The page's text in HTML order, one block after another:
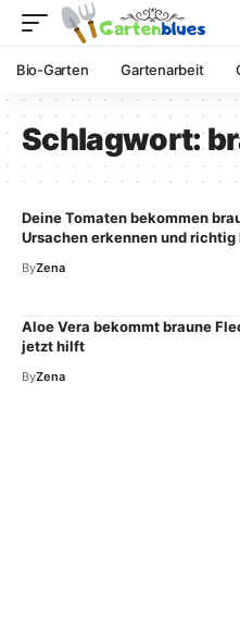
Bio-Garten Gartenarbeit
Schlagwort:
Deine Tomaten bekommen
Ursachen erkennen und richtig
ByZena
Aloe Vera bekommt braune
jetzt hilft
ByZena